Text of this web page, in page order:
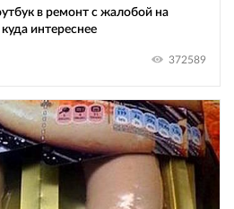
в ремонт с жалобой на
интереснее
372589